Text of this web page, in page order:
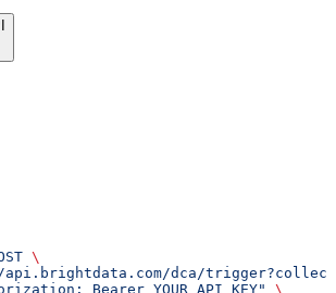
\
dca/
Bearer YOUR_API_KEY"
\